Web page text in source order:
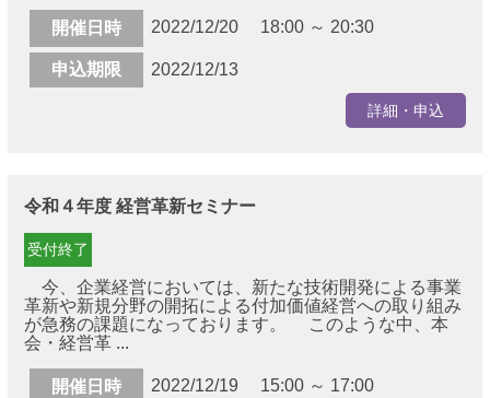
開催日時 2022/12/20 18:00 ～ 20:30
申込期限 2022/12/13
詳細・申込
令和４年度 経営革新セミナー
受付終了
今、企業経営においては、新たな技術開発による事業
革新や新規分野の開拓による付加価値経営への取り組み
が急務の課題になっております。 このような中、本
会・経営革 ...
開催日時 2022/12/19 15:00 ～ 17:00